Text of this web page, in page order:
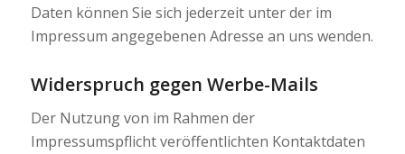
Daten können Sie sich jederzeit unter der im
Impressum angegebenen Adresse an uns wenden.
Widerspruch gegen Werbe-Mails
Der Nutzung von im Rahmen der
Impressumspflicht veröffentlichten Kontaktdaten